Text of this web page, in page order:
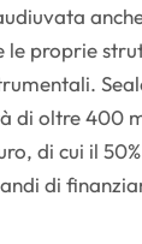
le proprie
di oltre 400
di cui il
di